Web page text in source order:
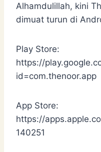
Alhamdulillah, kini
dimuat turun di
Play Store:
https://
id=com.thenoor.app
App Store:
https://
140251